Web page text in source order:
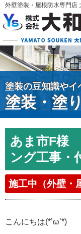
外壁塗装・屋根防水専門店
塗装の豆知識やイ
塗装・塗
あま市F様
ング工事・
施工中（外壁・
こんにちは(*’ω’*)